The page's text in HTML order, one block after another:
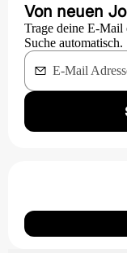
Von neuen
Trage deine E-Mail
Suche automatisch.
E-Mail